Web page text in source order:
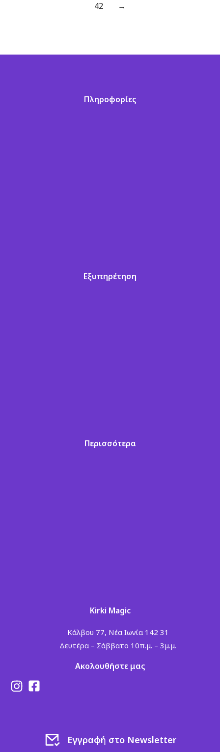
42
→
Πληροφορίες
Εξυπηρέτηση
Περισσότερα
Kirki Magic
Κάλβου 77, Νέα Ιωνία 142 31
Δευτέρα – Σάββατο 10π.μ. – 3μ.μ.
Ακολουθήστε μας
Εγγραφή στο Newsletter